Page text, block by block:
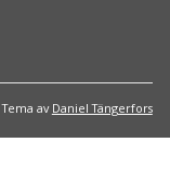
Tema av Daniel Tängerfors